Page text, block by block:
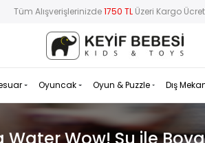
Tüm Alışverişlerinizde1750 TL Üzeri Kargo
Oyuncak Oyun & Puzzle Dış